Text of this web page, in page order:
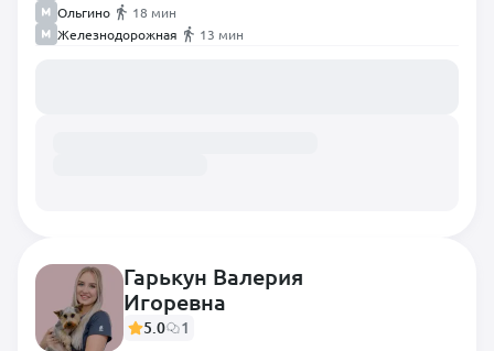
Ольгино
18 мин
Железнодорожная
13 мин
Гарькун Валерия
Игоревна
5.0
1